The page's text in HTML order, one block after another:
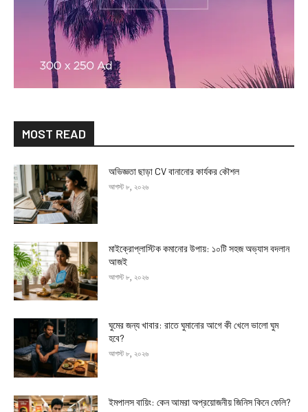
MOST READ
অভিজ্ঞতা ছাড়া CV বানানোর কার্যকর কৌশল
আগস্ট ৮, ২০২৬
মাইক্রোপ্লাস্টিক কমানোর উপায়: ১০টি সহজ অভ্যাস বদলান
আজই
আগস্ট ৮, ২০২৬
ঘুমের জন্য খাবার: রাতে ঘুমানোর আগে কী খেলে ভালো ঘুম
হবে?
আগস্ট ৮, ২০২৬
ইমপালস বায়িং: কেন আমরা অপ্রয়োজনীয় জিনিস কিনে ফেলি?